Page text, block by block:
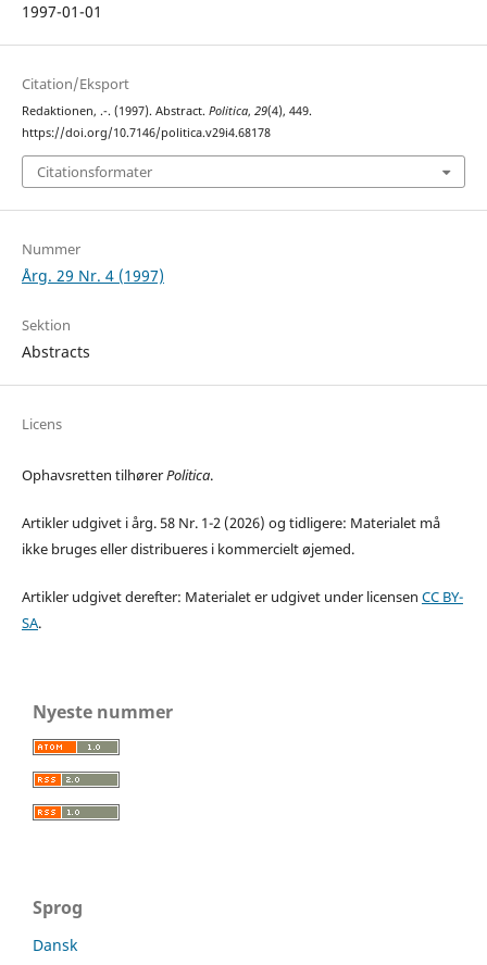
1997-01-01
Citation/Eksport
Redaktionen, .-. (1997). Abstract. Politica, 29(4), 449.
https://doi.org/10.7146/politica.v29i4.68178
Citationsformater
Nummer
Årg. 29 Nr. 4 (1997)
Sektion
Abstracts
Licens
Ophavsretten tilhørerPolitica.
Artikler udgivet i årg. 58 Nr. 1-2 (2026) og tidligere: Materialet må
ikke bruges eller distribueres i kommercielt øjemed.
Artikler udgivet derefter: Materialet er udgivet under licensen CC BY-
SA.
Nyeste nummer
Sprog
Dansk